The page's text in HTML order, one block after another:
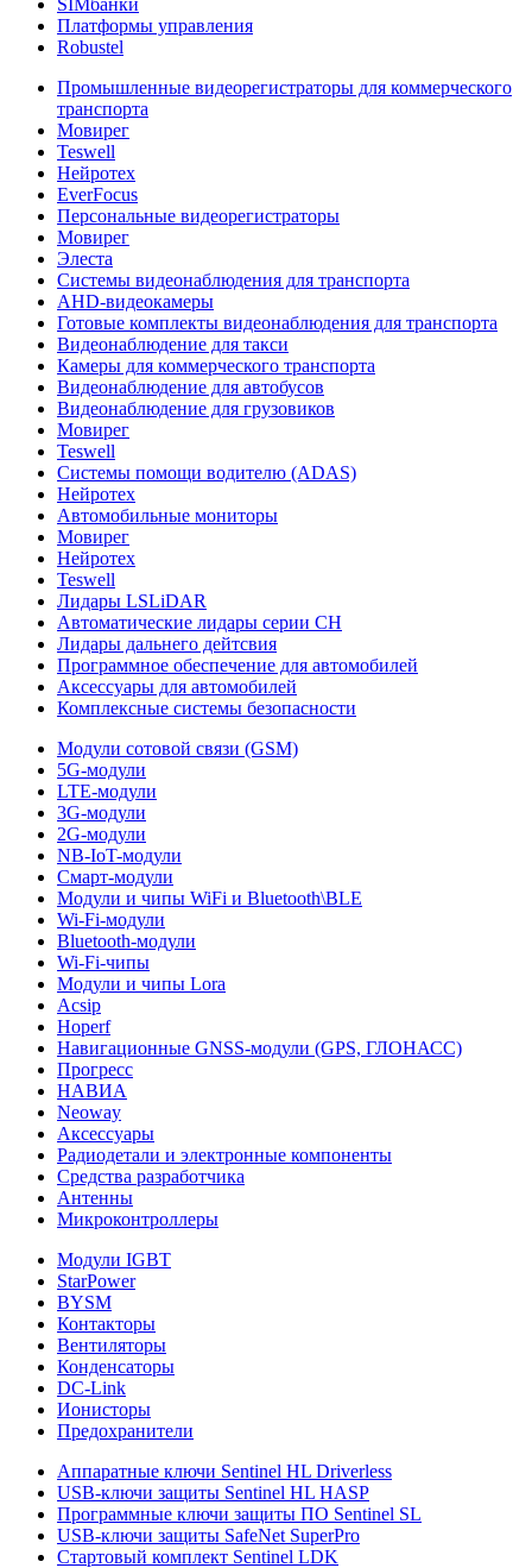
SIMбанки
Платформы управления
Robustel
Промышленные видеорегистраторы для коммерческого
транспорта
Мовирег
Teswell
Нейротех
EverFocus
Персональные видеорегистраторы
Мовирег
Элеста
Системы видеонаблюдения для транспорта
AHD-видеокамеры
Готовые комплекты видеонаблюдения для транспорта
Видеонаблюдение для такси
Камеры для коммерческого транспорта
Видеонаблюдение для автобусов
Видеонаблюдение для грузовиков
Мовирег
Teswell
Системы помощи водителю (ADAS)
Нейротех
Автомобильные мониторы
Мовирег
Нейротех
Teswell
Лидары LSLiDAR
Автоматические лидары серии CH
Лидары дальнего дейтсвия
Программное обеспечение для автомобилей
Аксессуары для автомобилей
Комплексные системы безопасности
Модули сотовой связи (GSM)
5G-модули
LTE-модули
3G-модули
2G-модули
NB-IoT-модули
Смарт-модули
Модули и чипы WiFi и Bluetooth\BLE
Wi-Fi-модули
Bluetooth-модули
Wi-Fi-чипы
Модули и чипы Lora
Acsip
Hoperf
Навигационные GNSS-модули (GPS, ГЛОНАСС)
Прогресс
НАВИА
Neoway
Аксессуары
Радиодетали и электронные компоненты
Средства разработчика
Антенны
Микроконтроллеры
Модули IGBT
StarPower
BYSM
Контакторы
Вентиляторы
Конденсаторы
DC-Link
Ионисторы
Предохранители
Аппаратные ключи Sentinel HL Driverless
USB-ключи защиты Sentinel HL HASP
Программные ключи защиты ПО Sentinel SL
USB-ключи защиты SafeNet SuperPro
Стартовый комплект Sentinel LDK